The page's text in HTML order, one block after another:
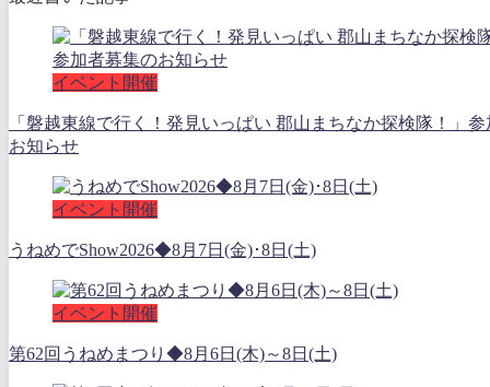
イベント開催
「磐越東線で行く！発見いっぱい 郡山まちなか探検隊！」
お知らせ
イベント開催
うねめでShow2026◆8月7日(金)･8日(土)
イベント開催
第62回うねめまつり◆8月6日(木)～8日(土)